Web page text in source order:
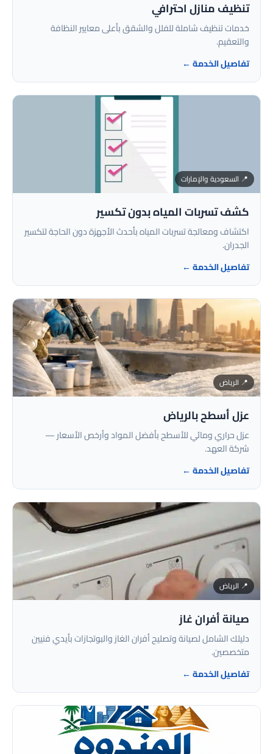
تنظيف منازل احترافي
خدمات تنظيف شاملة للفلل والشقق بأعلى معايير النظافة
والتعقيم.
تفاصيل الخدمة ←
📍 السعودية والإمارات
كشف تسربات المياه بدون تكسير
اكتشاف ومعالجة تسربات المياه بأحدث الأجهزة دون الحاجة لتكسير
الجدران.
تفاصيل الخدمة ←
📍 الرياض
عزل أسطح بالرياض
عزل حراري ومائي للأسطح بأفضل المواد وأرخص الأسعار —
شركة العهد.
تفاصيل الخدمة ←
📍 الرياض
صيانة أفران غاز
دليلك الشامل لصيانة وتصليح أفران الغاز والبوتجازات بأيدي فنيين
متخصصين.
تفاصيل الخدمة ←